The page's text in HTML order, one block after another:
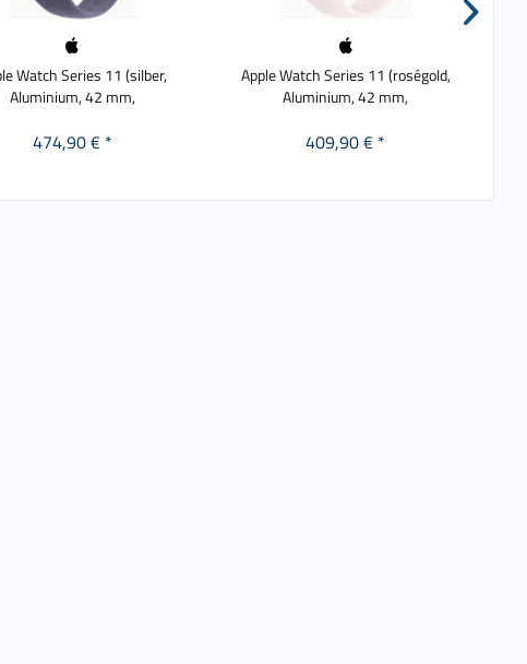
Watch Series 11 (silber,
Aluminium, 42 mm,
474,90 € *
Apple Watch Series 11 (roségold,
Aluminium, 42 mm,
409,90 € *